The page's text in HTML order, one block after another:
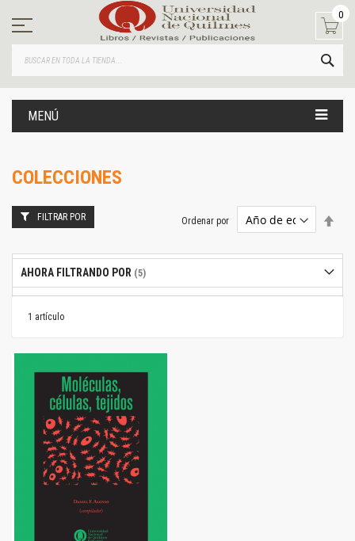
contenido
0
MENÚ
COLECCIONES
1 artículo
Ordenar por
FILTRAR POR
AHORA FILTRANDO POR